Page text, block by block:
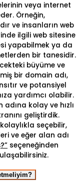
veya internet
Örneğin,
ve insanların web
ilgili web sitesine
yapabilmek ya da
bir tanesidir.
büyüme ve
bir domain adı,
ve potansiyel
yardımcı olabilir.
kolay ve hızlı
geliştirdik.
seçebilir,
ve eğer alan adı
seçeneğinden